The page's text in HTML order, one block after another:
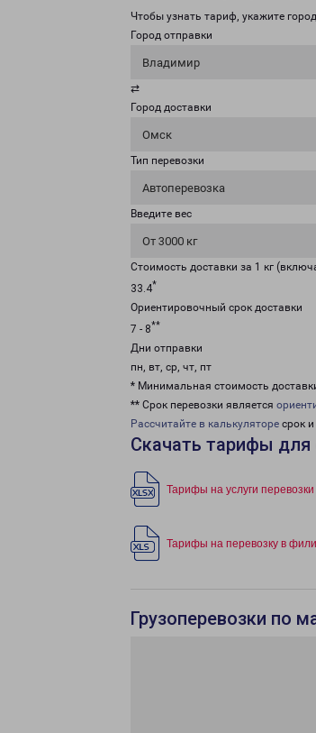
Чтобы узнать тариф, укажите
Город отправки
Владимир
⇄
Город доставки
Омск
Тип перевозки
Автоперевозка
Введите вес
От 3000 кг
Стоимость доставки за 1 кг
33.4*
Ориентировочный срок доставки
7 - 8**
Дни отправки
пн, вт, ср, чт, пт
* Минимальная стоимость
** Срок перевозки является
Рассчитайте в калькуляторе срок
Скачать тарифы
Тарифы на услуги перевозки
Тарифы на перевозку в
Грузоперевозки по